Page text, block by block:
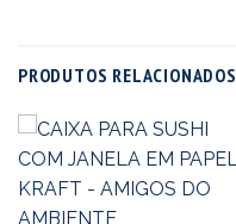
PRODUTOS RELACIONADOS